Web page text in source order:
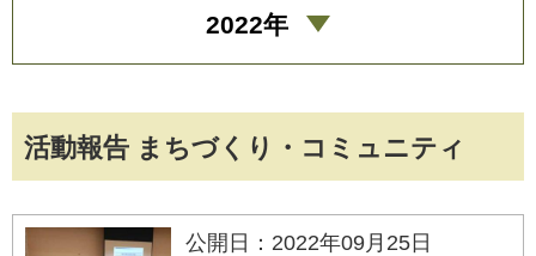
活動報告 まちづくり・コミュニティ
公開日：2022年09月25日
2022年